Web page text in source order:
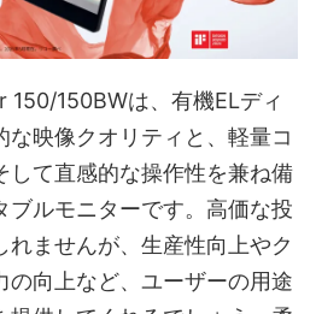
150BWは、有機ELディ
な映像クオリティと、軽量コ
して直感的な操作性を兼ね備
ブルモニターです。高価な投
れませんが、生産性向上やク
の向上など、ユーザーの用途